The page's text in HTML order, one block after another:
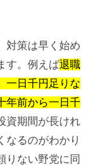
対策は早く始め
す。例えば退職
一日千円足りな
年前から一日千
資期間が長けれ
なるのがわかり
りない野党に同